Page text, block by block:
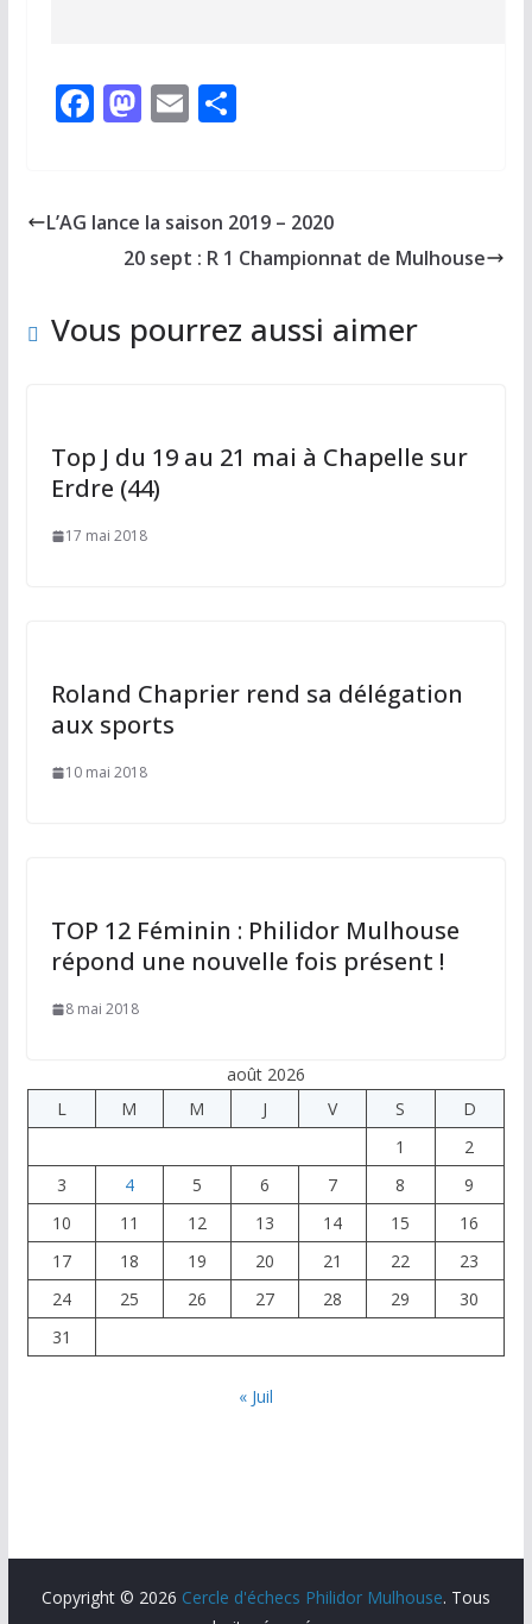
F
b
k
M
d
o
E
l
P
g
er
L’AG lance la saison 2019 – 2020
20 sept : R 1 Championnat de Mulhouse
Vous pourrez aussi aimer
Top J du 19 au 21 mai à Chapelle sur
Erdre (44)
17 mai 2018
Roland Chaprier rend sa délégation
aux sports
10 mai 2018
TOP 12 Féminin : Philidor Mulhouse
répond une nouvelle fois présent !
8 mai 2018
août 2026
L
M M J V S
D
1
2
3
4 5 6 7 8
9
10
11 12 13 14 15
16
17
18 19 20 21 22
23
24
25 26 27 28 29
30
31
« Juil
Copyright © 2026 Cercle d'échecs Philidor Mulhouse. Tous